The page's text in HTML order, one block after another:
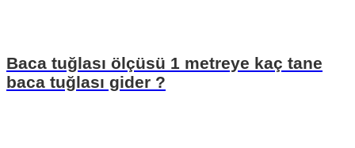
Baca tuğlası ölçüsü 1 metreye kaç tane
baca tuğlası gider ?